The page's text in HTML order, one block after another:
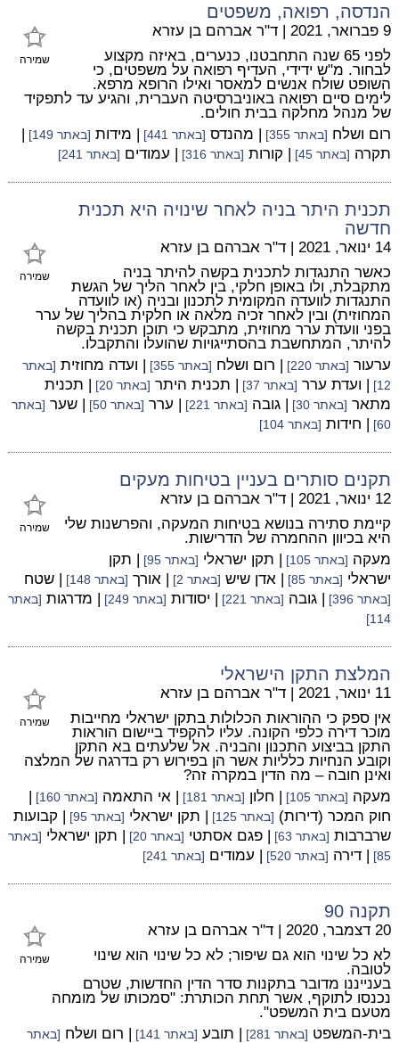
הנדסה, רפואה, משפטים
שמירה
9 פברואר, 2021 | ד"ר אברהם בן עזרא
לפני 65 שנה התחבטנו, כנערים, באיזה מקצוע
לבחור. מ"ש ידידי, העדיף רפואה על משפטים, כי
השופט שולח אנשים למאסר ואילו הרופא מרפא.
לימים סיים רפואה באוניברסיטה העברית, והגיע עד לתפקיד
של מנהל מחלקה בבית חולים.
רום ושלח [באתר 355] | מהנדס [באתר 441] | מידות [באתר 149]
|
תקרה [באתר 45] | קורות [באתר 316] | עמודים [באתר 241]
תכנית היתר בניה לאחר שינויה היא תכנית
חדשה
שמירה
14 ינואר, 2021 | ד"ר אברהם בן עזרא
כאשר התנגדות לתכנית בקשה להיתר בניה
מתקבלת, ולו באופן חלקי, בין לאחר הליך של הגשת
התנגדות לוועדה המקומית לתכנון ובניה (או לוועדה
המחוזית) ובין לאחר זכיה מלאה או חלקית בהליך של ערר
בפני וועדת ערר מחוזית, מתבקש כי תוכן תכנית בקשה
להיתר, המתחשבת בהסתייגויות שהועלו והתקבלו.
ערעור [באתר 220] | רום ושלח [באתר 355] | ועדה מחוזית [באתר
12]
| ועדת ערר [באתר 37] | תכנית היתר [באתר 20]
| תכנית
מתאר [באתר 30] | גובה [באתר 221] | ערר [באתר 50] | שער [באתר
60]
| חידות [באתר 104]
תקנים סותרים בעניין בטיחות מעקים
שמירה
12 ינואר, 2021 | ד"ר אברהם בן עזרא
קיימת סתירה בנושא בטיחות המעקה, והפרשנות שלי
היא בכיוון ההחמרה של הדרישות.
מעקה [באתר 105] | תקן ישראלי [באתר 95]
| תקן
ישראלי [באתר 85] | אדן שיש [באתר 2] | אורך [באתר 148] | שטח
[באתר 396] | גובה [באתר 221] | יסודות [באתר 249] | מדרגות [באתר
114]
המלצת התקן הישראלי
שמירה
11 ינואר, 2021 | ד"ר אברהם בן עזרא
אין ספק כי ההוראות הכלולות בתקן ישראלי מחייבות
מוכר דירה כלפי הקונה. עליו להקפיד ביישום הוראות
התקן בביצוע התכנון והבניה. אל שלעתים בא התקן
וקובע הנחיות כלליות אשר הן בפירוש רק בדרגה של המלצה
ואינן חובה – מה הדין במקרה זה?
מעקה [באתר 105] | חלון [באתר 181] | אי התאמה [באתר 160]
|
חוק המכר (דירות) [באתר 125] | תקן ישראלי [באתר 95]
| קבועות
שרברבות [באתר 63] | פגם אסתטי [באתר 20] | תקן ישראלי [באתר
85]
| דירה [באתר 520] | עמודים [באתר 241]
תקנה 90
שמירה
20 דצמבר, 2020 | ד"ר אברהם בן עזרא
לא כל שינוי הוא גם שיפור; לא כל שינוי הוא שינוי
לטובה.
בענייננו מדובר בתקנות סדר הדין החדשות, שטרם
נכנסו לתוקף, אשר תחת הכותרת: "סמכותו של מומחה
מטעם בית המשפט".
בית-המשפט [באתר 281] | תובע [באתר 141] | רום ושלח [באתר